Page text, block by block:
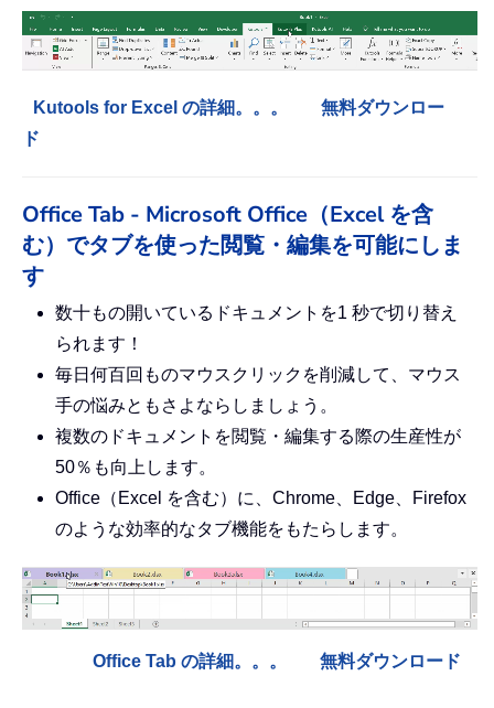
Kutools for Excel の詳細。。。
無料ダウンロー
ド
Office Tab - Microsoft Office（Excel を含
む）でタブを使った閲覧・編集を可能にしま
す
数十もの開いているドキュメントを1 秒で切り替え
られます！
毎日何百回ものマウスクリックを削減して、マウス
手の悩みともさよならしましょう。
複数のドキュメントを閲覧・編集する際の生産性が
50％も向上します。
Office（Excel を含む）に、Chrome、Edge、Firefox
のような効率的なタブ機能をもたらします。
Office Tab の詳細。。。 無料ダウンロード